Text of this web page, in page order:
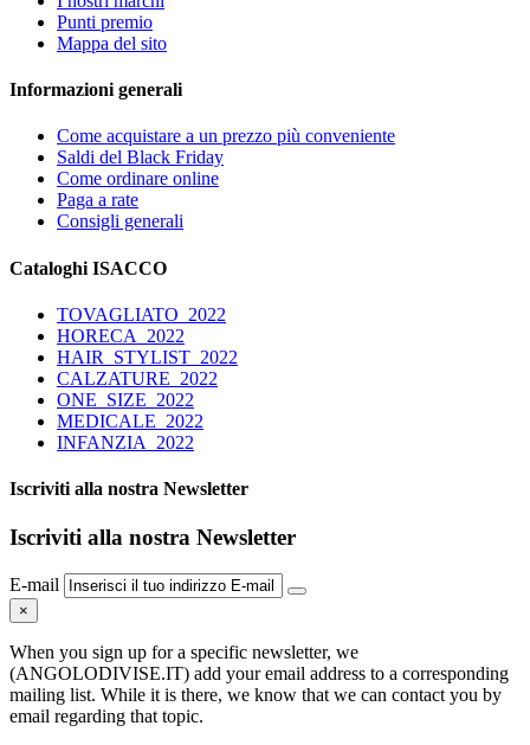
Punti premio
Mappa del sito
Informazioni generali
Come acquistare a un prezzo più conveniente
Saldi del Black Friday
Come ordinare online
Paga a rate
Consigli generali
Cataloghi ISACCO
TOVAGLIATO_2022
HORECA_2022
HAIR_STYLIST_2022
CALZATURE_2022
ONE_SIZE_2022
MEDICALE_2022
INFANZIA_2022
Iscriviti alla nostra Newsletter
Iscriviti alla nostra Newsletter
E-mail
×
When you sign up for a specific newsletter, we
(ANGOLODIVISE.IT) add your email address to a corresponding
mailing list. While it is there, we know that we can contact you by
email regarding that topic.